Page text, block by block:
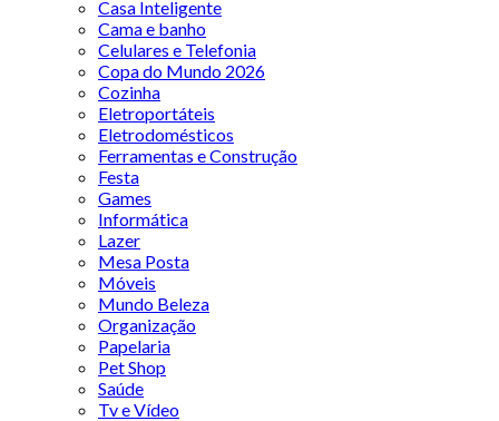
Casa Inteligente
Cama e banho
Celulares e Telefonia
Copa do Mundo 2026
Cozinha
Eletroportáteis
Eletrodomésticos
Ferramentas e Construção
Festa
Games
Informática
Lazer
Mesa Posta
Móveis
Mundo Beleza
Organização
Papelaria
Pet Shop
Saúde
Tv e Vídeo